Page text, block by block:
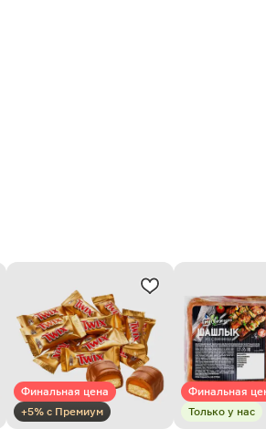
Финальная цена
+5% с Премиум
Финальная
Только у нас